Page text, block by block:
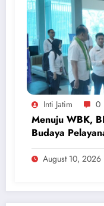
Inti Jatim 0
Menuju WBK,
Budaya
Raih IKM dan
2026August 10, 2026